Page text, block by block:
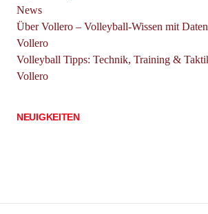
News
Über Vollero – Volleyball-Wissen mit
Vollero
Volleyball Tipps: Technik, Training &
Vollero
NEUIGKEITEN